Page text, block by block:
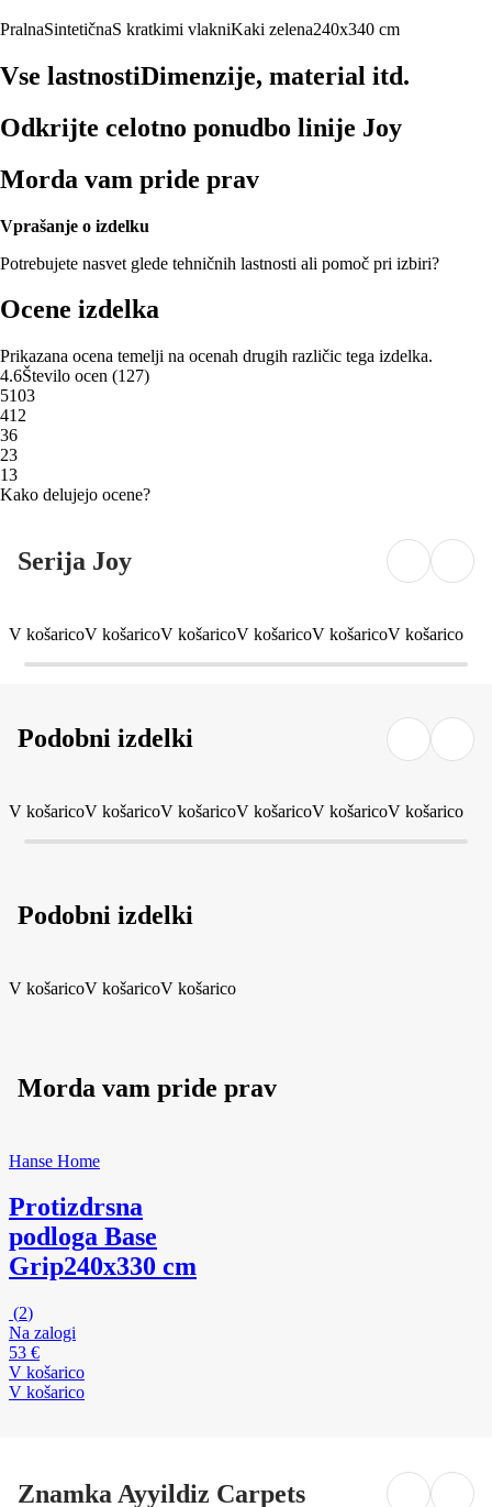
PralnaSintetičnaS kratkimi vlakniKaki zelena240x340 cm
Vse lastnostiDimenzije, material itd.
Odkrijte celotno ponudbo linije Joy
Morda vam pride prav
Vprašanje o izdelku
Potrebujete nasvet glede tehničnih lastnosti ali pomoč pri izbiri?
Ocene izdelka
Prikazana ocena temelji na ocenah drugih različic tega izdelka.
4.6Število ocen (127)
5103
412
36
23
13
Kako delujejo ocene?
Serija Joy
V košaricoV košaricoV košaricoV košaricoV košaricoV košarico
Podobni izdelki
V košaricoV košaricoV košaricoV košaricoV košaricoV košarico
Podobni izdelki
V košaricoV košaricoV košarico
Morda vam pride prav
Hanse Home
Protizdrsna
podloga Base
Grip240x330 cm
(2)
Na zalogi
53 €
V košarico
V košarico
Znamka Ayyildiz Carpets